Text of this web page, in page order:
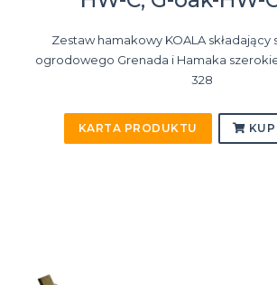
Zestaw hamakowy KOALA składający
ogrodowego Grenada i Hamaka
328
KARTA PRODUKTU